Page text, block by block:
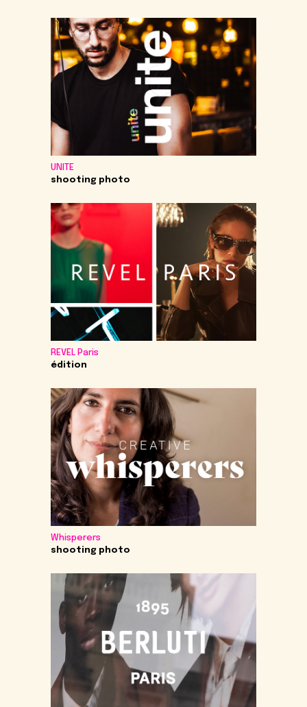
UNITE
shooting photo
REVEL Paris
édition
Whisperers
shooting photo